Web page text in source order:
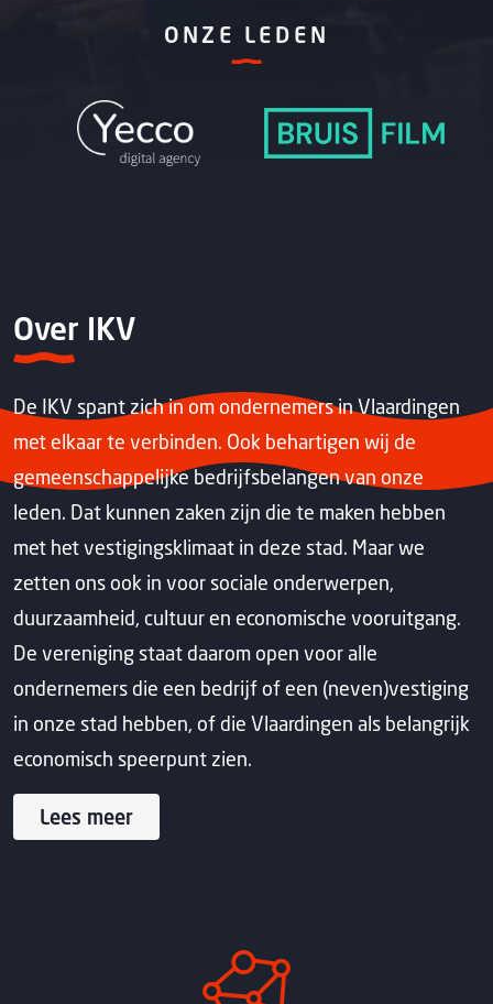
ONZE LEDEN
Over IKV
De IKV spant zich in om ondernemers in Vlaardingen
met elkaar te verbinden. Ook behartigen wij de
gemeenschappelijke bedrijfsbelangen van onze
leden. Dat kunnen zaken zijn die te maken hebben
met het vestigingsklimaat in deze stad. Maar we
zetten ons ook in voor sociale onderwerpen,
duurzaamheid, cultuur en economische vooruitgang.
De vereniging staat daarom open voor alle
ondernemers die een bedrijf of een (neven)vestiging
in onze stad hebben, of die Vlaardingen als belangrijk
economisch speerpunt zien.
Lees meer